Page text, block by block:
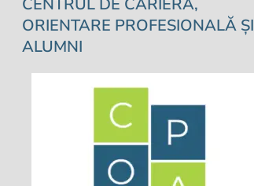
ORIENTARE PROFESIONALĂ ȘI
ALUMNI